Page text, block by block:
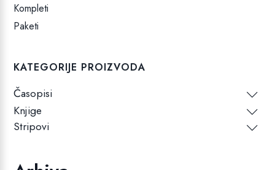
Kompleti
Paketi
KATEGORIJE PROIZVODA
Časopisi
Knjige
Stripovi